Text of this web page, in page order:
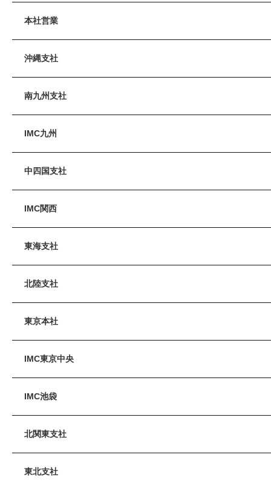
本社営業
沖縄支社
南九州支社
IMC九州
中四国支社
IMC関西
東海支社
北陸支社
東京本社
IMC東京中央
IMC池袋
北関東支社
東北支社